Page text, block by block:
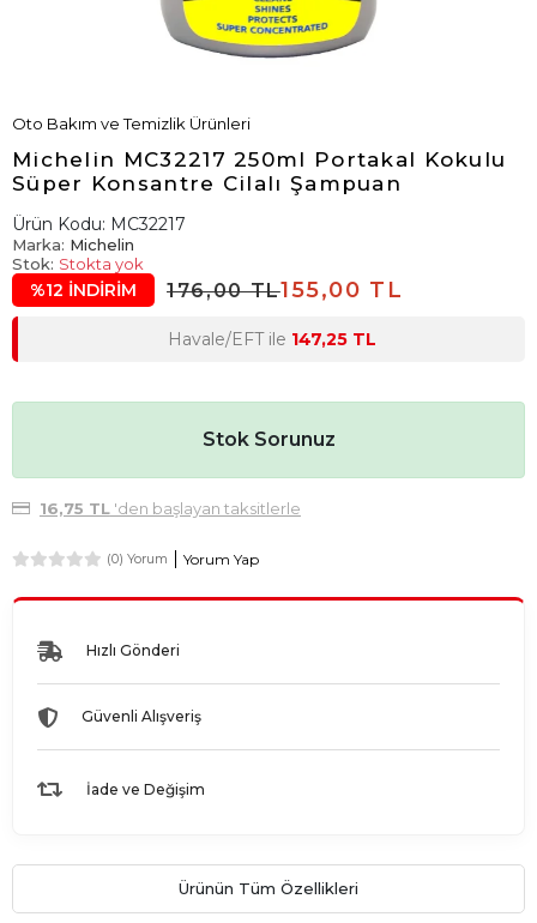
Oto Bakım ve Temizlik Ürünleri
Michelin MC32217 250ml Portakal Kokulu
Süper Konsantre Cilalı Şampuan
Ürün Kodu: MC32217
Marka: Michelin
Stok: Stokta yok
%12 İNDİRİM 176,00 TL155,00 TL
Havale/EFT ile 147,25 TL
Stok Sorunuz
16,75 TL'den başlayan taksitlerle
(0) Yorum Yorum Yap
Hızlı Gönderi
Güvenli Alışveriş
İade ve Değişim
Ürünün Tüm Özellikleri